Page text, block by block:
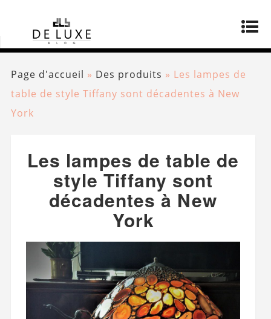
Page d'accueil » Des produits » Les lampes de
table de style Tiffany sont décadentes à New
York
Les lampes de table de
style Tiffany sont
décadentes à New
York